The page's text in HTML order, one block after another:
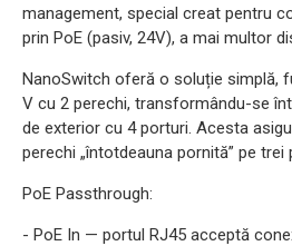
management, special creat pentru
prin PoE (pasiv, 24V), a mai multor
NanoSwitch oferă o soluție simplă,
V cu 2 perechi, transformându-se
de exterior cu 4 porturi. Acesta
perechi „întotdeauna pornită” pe trei
PoE Passthrough:
- PoE In — portul RJ45 acceptă